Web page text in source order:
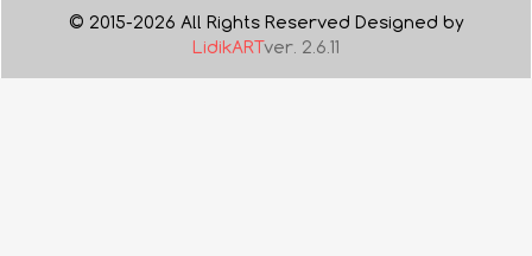
© 2015-2026 All Rights Reserved Designed by
LidikARTver. 2.6.11